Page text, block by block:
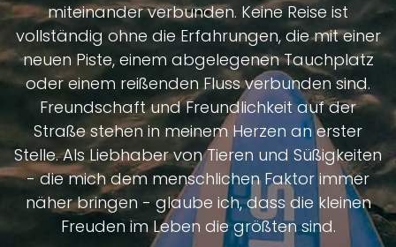
miteinander verbunden. Keine Reise ist
vollständig ohne die Erfahrungen, die mit einer
neuen Piste, einem abgelegenen Tauchplatz
oder einem reißenden Fluss verbunden sind.
Freundschaft und Freundlichkeit auf der
Straße stehen in meinem Herzen an erster
Stelle. Als Liebhaber von Tieren und Süßigkeiten
- die mich dem menschlichen Faktor immer
näher bringen - glaube ich, dass die kleinen
Freuden im Leben die größten sind.